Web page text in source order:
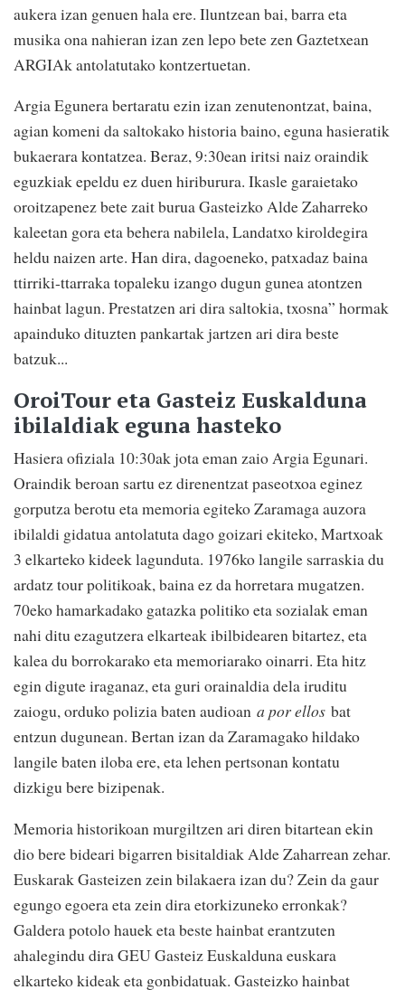
aukera izan genuen hala ere. Iluntzean bai, barra eta
musika ona nahieran izan zen lepo bete zen Gaztetxean
ARGIAk antolatutako kontzertuetan.
Argia Egunera bertaratu ezin izan zenutenontzat, baina,
agian komeni da saltokako historia baino, eguna hasieratik
bukaerara kontatzea. Beraz, 9:30ean iritsi naiz oraindik
eguzkiak epeldu ez duen hiriburura. Ikasle garaietako
oroitzapenez bete zait burua Gasteizko Alde Zaharreko
kaleetan gora eta behera nabilela, Landatxo kiroldegira
heldu naizen arte. Han dira, dagoeneko, patxadaz baina
ttirriki-ttarraka topaleku izango dugun gunea atontzen
hainbat lagun. Prestatzen ari dira saltokia, txosna” hormak
apainduko dituzten pankartak jartzen ari dira beste
batzuk...
OroiTour eta Gasteiz Euskalduna
ibilaldiak eguna hasteko
Hasiera ofiziala 10:30ak jota eman zaio Argia Egunari.
Oraindik beroan sartu ez direnentzat paseotxoa eginez
gorputza berotu eta memoria egiteko Zaramaga auzora
ibilaldi gidatua antolatuta dago goizari ekiteko, Martxoak
3 elkarteko kideek lagunduta. 1976ko langile sarraskia du
ardatz tour politikoak, baina ez da horretara mugatzen.
70eko hamarkadako gatazka politiko eta sozialak eman
nahi ditu ezagutzera elkarteak ibilbidearen bitartez, eta
kalea du borrokarako eta memoriarako oinarri. Eta hitz
egin digute iraganaz, eta guri orainaldia dela iruditu
zaiogu, orduko polizia baten audioan a por ellos bat
entzun dugunean. Bertan izan da Zaramagako hildako
langile baten iloba ere, eta lehen pertsonan kontatu
dizkigu bere bizipenak.
Memoria historikoan murgiltzen ari diren bitartean ekin
dio bere bideari bigarren bisitaldiak Alde Zaharrean zehar.
Euskarak Gasteizen zein bilakaera izan du? Zein da gaur
egungo egoera eta zein dira etorkizuneko erronkak?
Galdera potolo hauek eta beste hainbat erantzuten
ahalegindu dira GEU Gasteiz Euskalduna euskara
elkarteko kideak eta gonbidatuak. Gasteizko hainbat